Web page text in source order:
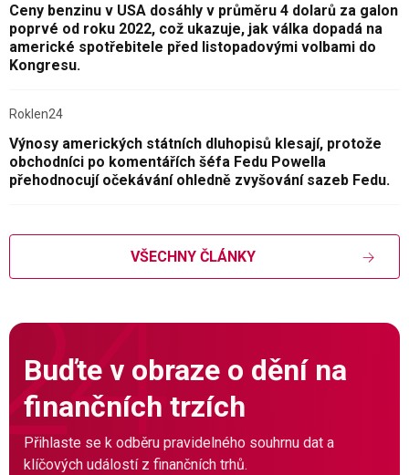
Ceny benzinu v USA dosáhly v průměru 4 dolarů za galon
poprvé od roku 2022, což ukazuje, jak válka dopadá na
americké spotřebitele před listopadovými volbami do
Kongresu.
Roklen24
Výnosy amerických státních dluhopisů klesají, protože
obchodníci po komentářích šéfa Fedu Powella
přehodnocují očekávání ohledně zvyšování sazeb Fedu.
VŠECHNY ČLÁNKY
Buďte v obraze o dění na
finančních trzích
Přihlaste se k odběru pravidelného souhrnu dat a
klíčových událostí z finančních trhů.